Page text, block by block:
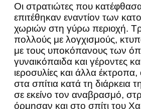
Οι στρατιώτες που
επιτέθηκαν εναντίον των
χωριών στη γύρω περιοχή.
πολλούς με λογχισμούς,
με τους υποκόπανους των
γυναικόπαιδα και γέροντες
ιεροσυλίες και άλλα
στα σπίτια κατά τη διάρκεια
σε εκείνο τον αναβρασμό,
όρμησαν και στο σπίτι του